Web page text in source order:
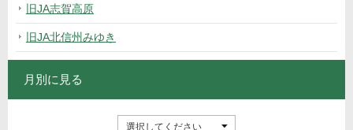
旧JA志賀高原
旧JA北信州みゆき
月別に見る